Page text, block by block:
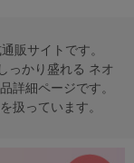
販サイトです。
っかり盛れる ネオ
詳細ページです。
扱っています。